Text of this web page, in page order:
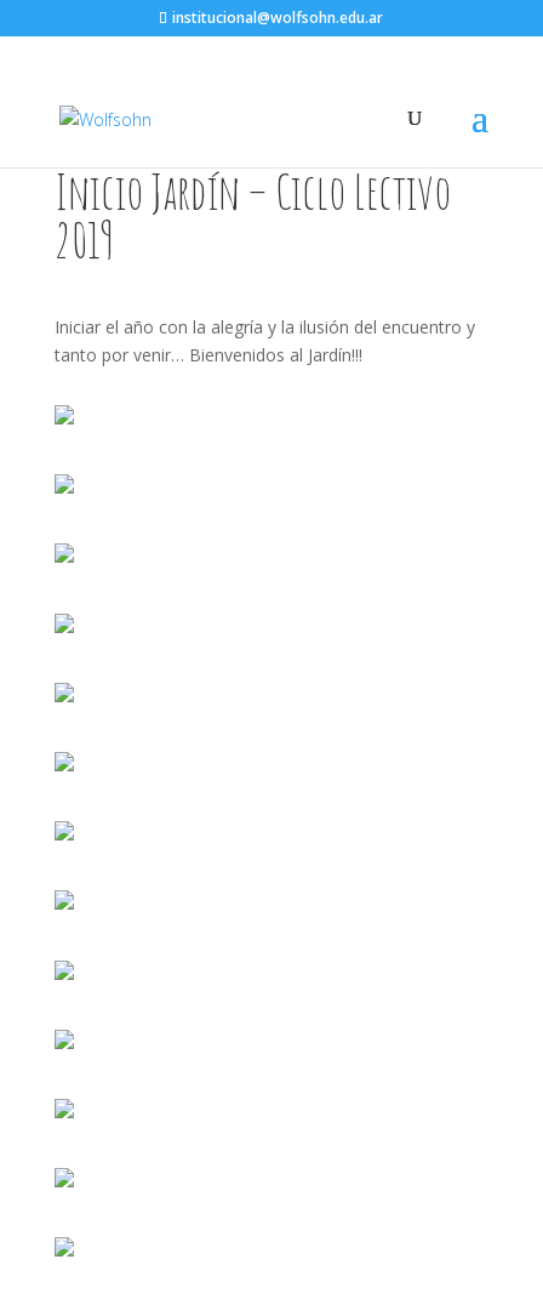
institucional@wolfsohn.edu.ar
Inicio Jardín – Ciclo Lectivo
2019
Iniciar el año con la alegría y la ilusión del encuentro y
tanto por venir… Bienvenidos al Jardín!!!